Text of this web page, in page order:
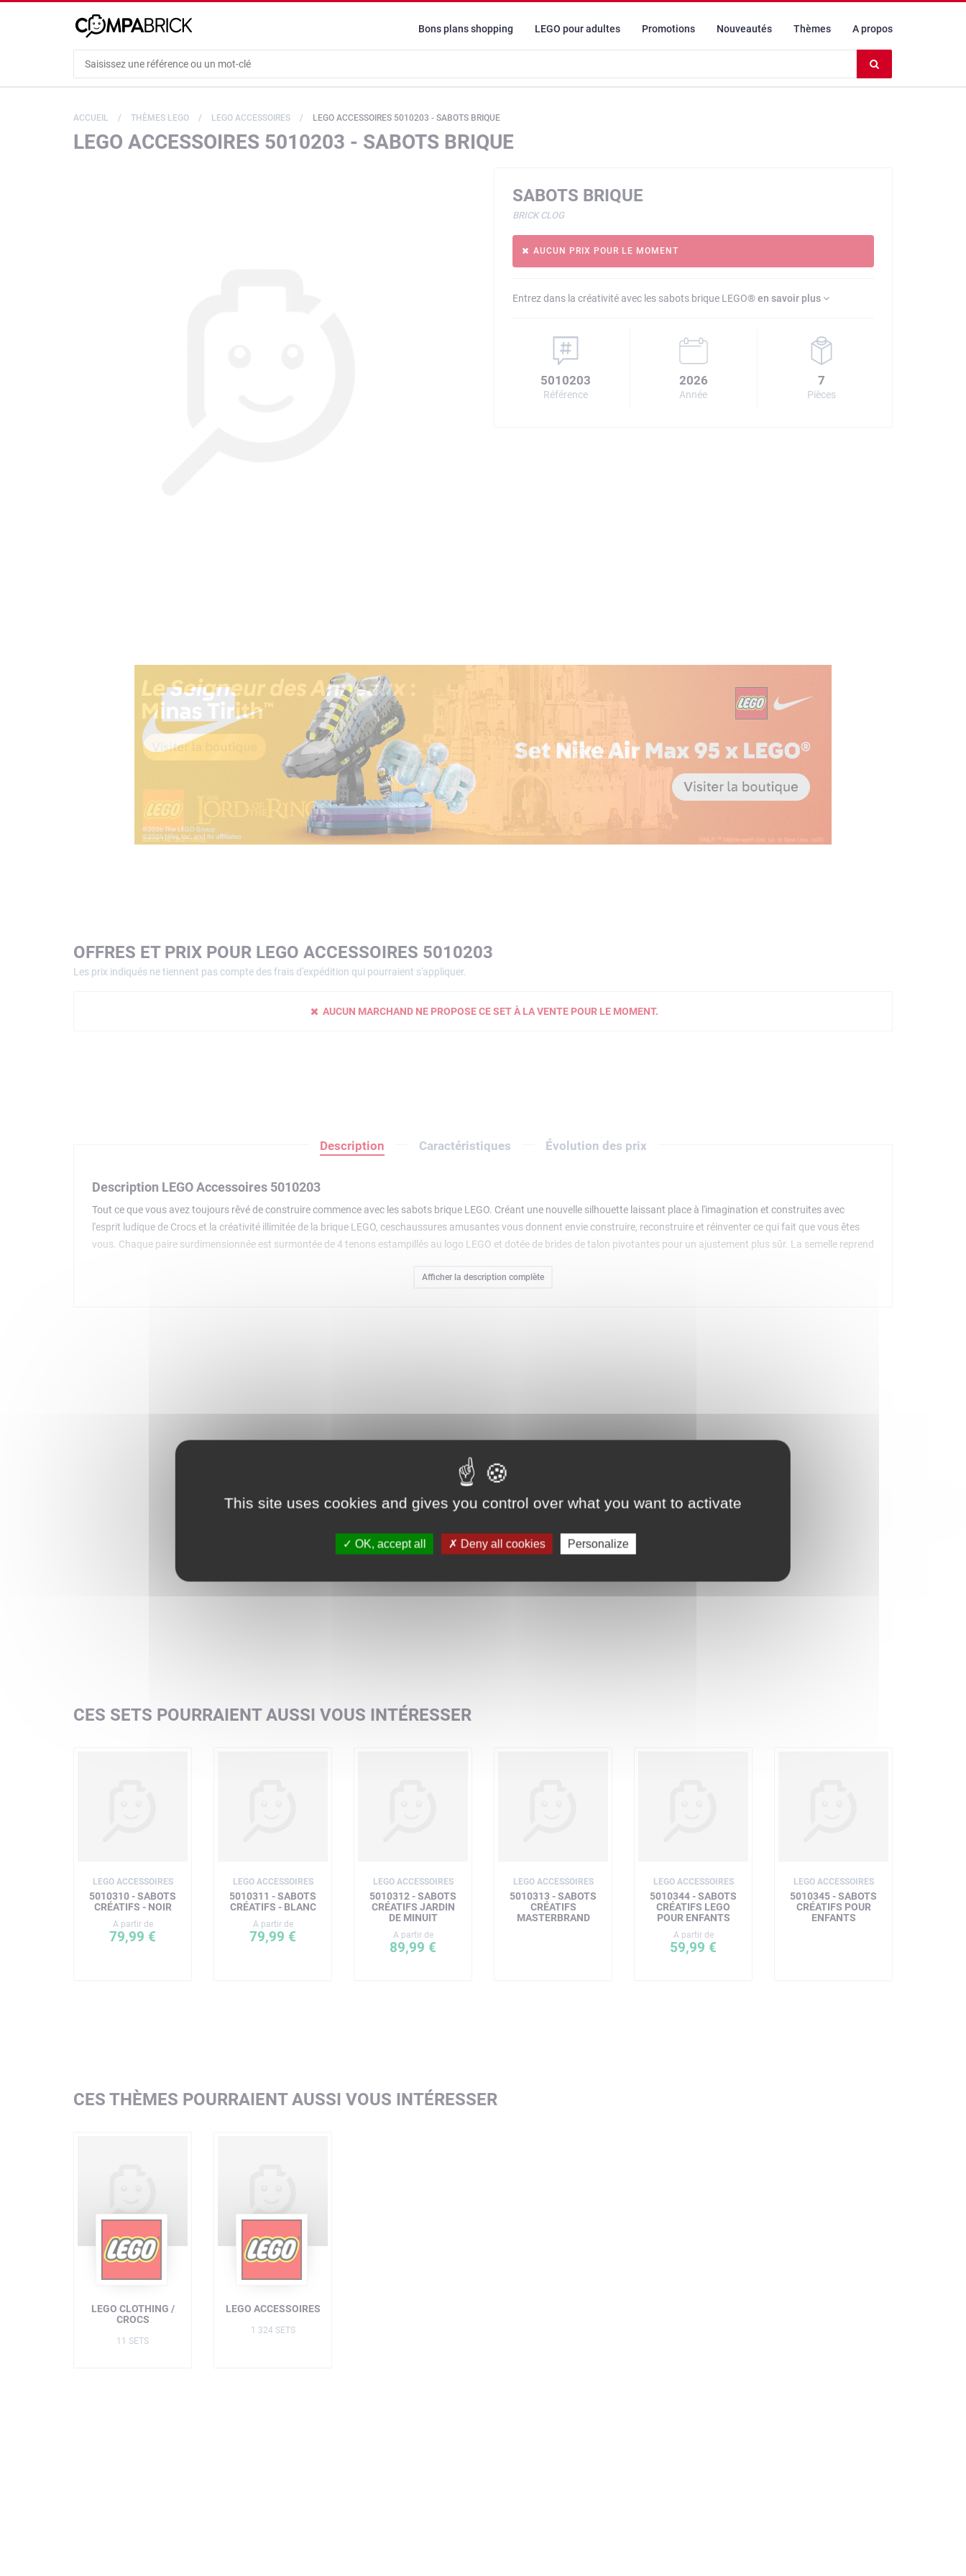
Bons plans shopping LEGO pour adultes Promotions Nouveautés Thèmes A propos
le
ACCUEIL THÈMES LEGO LEGO ACCESSOIRES LEGO ACCESSOIRES 5010203 - SABOTS BRIQUE
LEGO ACCESSOIRES 5010203 - SABOTS BRIQUE
SABOTS BRIQUE
BRICK CLOG
AUCUN PRIX POUR LE MOMENT
Entrez dans la créativité avec les sabots brique LEGO®en savoir plus
5010203
Référence
2026
Année
7
Pièces
OFFRES ET PRIX POUR LEGO ACCESSOIRES 5010203
Les prix indiqués ne tiennent pas compte des frais d'expédition qui pourraient s'appliquer.
AUCUN MARCHAND NE PROPOSE CE SET À LA VENTE POUR LE MOMENT.
Description Caractéristiques Évolution des prix
Description LEGO Accessoires 5010203
Tout ce que vous avez toujours rêvé de construire commence avec les sabots brique LEGO. Créant une nouvelle silhouette laissant place à l'imagination et construites avec
l'esprit ludique de Crocs et la créativité illimitée de la brique LEGO, ceschaussures amusantes vous donnent envie construire, reconstruire et réinventer ce qui fait que vous êtes
vous. Chaque paire surdimensionnée est surmontée de 4 tenons estampillés au logo LEGO et dotée de brides de talon pivotantes pour un ajustement plus sûr. La semelle reprend
vos fidèles partenaires, prêts à vous accompagner partout où la créativité vous entraîne.Afficher la description complète
CES SETS POURRAIENT AUSSI VOUS INTÉRESSER
LEGO ACCESSOIRES
5010310 - SABOTS
CRÉATIFS - NOIR
A partir de
79,99 €
LEGO ACCESSOIRES
5010311 - SABOTS
CRÉATIFS - BLANC
A partir de
79,99 €
LEGO ACCESSOIRES
5010312 - SABOTS
CRÉATIFS JARDIN
DE MINUIT
A partir de
89,99 €
LEGO ACCESSOIRES
5010313 - SABOTS
CRÉATIFS
MASTERBRAND
LEGO ACCESSOIRES
5010344 - SABOTS
CRÉATIFS LEGO
POUR ENFANTS
A partir de
59,99 €
LEGO ACCESSOIRES
5010345 - SABOTS
CRÉATIFS POUR
ENFANTS
CES THÈMES POURRAIENT AUSSI VOUS INTÉRESSER
LEGO CLOTHING /
CROCS
11 SETS
LEGO ACCESSOIRES
1 324 SETS
This site uses cookies and gives you control over what you want to activate
OK, accept all Deny all cookies Personalize